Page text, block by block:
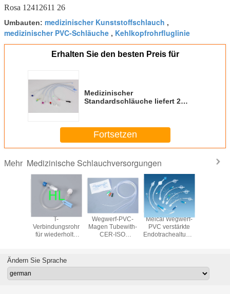
Rosa 12412611 26
Umbauten: medizinischer Kunststoffschlauch ,
medizinischer PVC-Schläuche , Kehlkopfrohrfluglinie
Erhalten Sie den besten Preis für
Medizinischer
Standardschläuche liefert 2
Fortsetzen
Mehr Medizinische Schlauchversorgungen
T-
Verbindungsrohr
für wiederholte
Wegwerf-PVC-
Magen Tubewith-
CER-ISO
Schlauchversorgungen
Meical Wegwerf-
PVC verstärkte
Endotrachealtubus
Ändern Sie Sprache